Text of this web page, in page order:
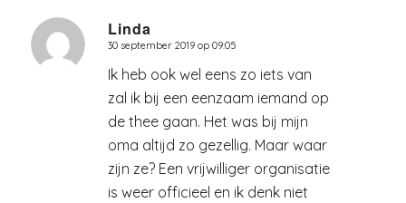
Linda
zegt:
30 september 2019 op 09:05
Ik heb ook wel eens zo iets van
zal ik bij een eenzaam iemand op
de thee gaan. Het was bij mijn
oma altijd zo gezellig. Maar waar
zijn ze? Een vrijwilliger organisatie
is weer officieel en ik denk niet